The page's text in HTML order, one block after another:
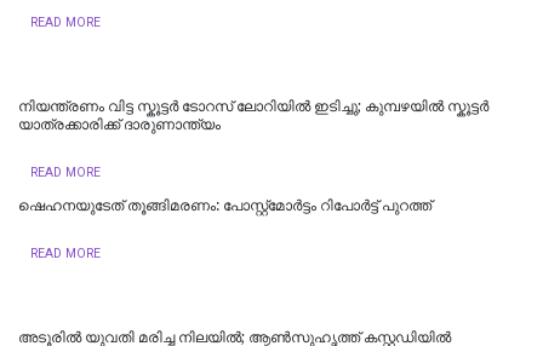
READ MORE
നിയന്ത്രണം വിട്ട സ്കൂട്ടർ ടോറസ് ലോറിയിൽ ഇടിച്ചു; കുമ്പഴയിൽ സ്കൂട്ടർ
യാത്രക്കാരിക്ക് ദാരുണാന്ത്യം
READ MORE
ഷെഹനയുടേത് തൂങ്ങിമരണം: പോസ്റ്റ്‌മോര്‍ട്ടം റിപോര്‍ട്ട് പുറത്ത്
READ MORE
അടൂരില്‍ യുവതി മരിച്ച നിലയിൽ; ആണ്‍സുഹൃത്ത് കസ്റ്റഡിയില്‍